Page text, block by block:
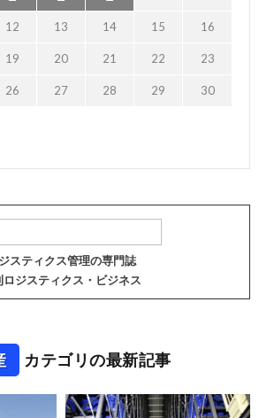
12 13 14 15 16
19 20 21 22 23
26 27 28 29 30
スティクス管理の専門誌
ロジスティクス・ビジネス
カテゴリの最新記事